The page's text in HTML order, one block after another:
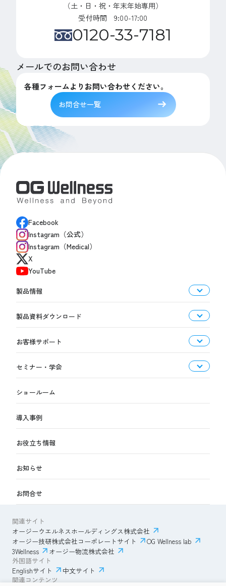
（土・日・祝・年末年始専用）
受付時間 9:00-17:00
0120-33-7181
メールでのお問い合わせ
各種フォームよりお問い合わせください。
お問合せ一覧
Facebook
Instagram（公式）
Instagram（Medical）
X
YouTube
製品情報
製品資料ダウンロード
お客様サポート
セミナー・学会
ショールーム
導入事例
お役立ち情報
お知らせ
お問合せ
関連サイト
オージーウエルネスホールディングス株式会社
オージー技研株式会社コーポレートサイト
OG Wellness lab
3Wellness
オージー物流株式会社
外国語サイト
Englishサイト
中文サイト
関連コンテンツ